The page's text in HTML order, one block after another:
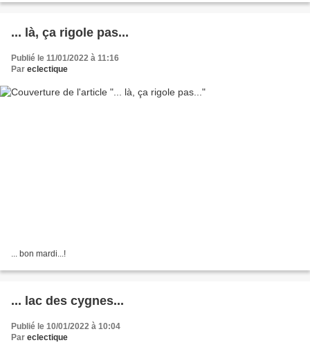
... là, ça rigole pas...
Publié le 11/01/2022 à 11:16
Par eclectique
... bon mardi...!
... lac des cygnes...
Publié le 10/01/2022 à 10:04
Par eclectique